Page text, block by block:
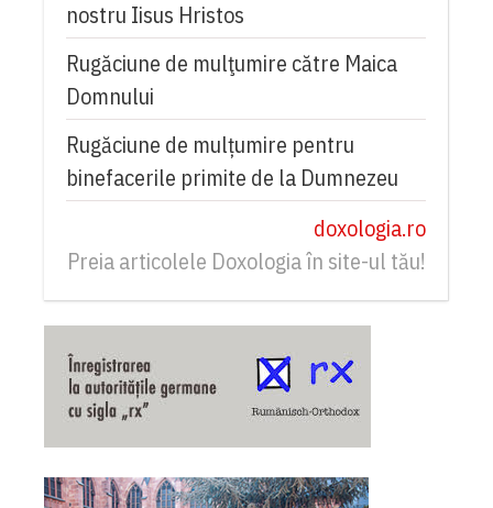
nostru Iisus Hristos
Rugăciune de mulţumire către Maica
Domnului
Rugăciune de mulțumire pentru
binefacerile primite de la Dumnezeu
doxologia.ro
Preia articolele Doxologia în site-ul tău!